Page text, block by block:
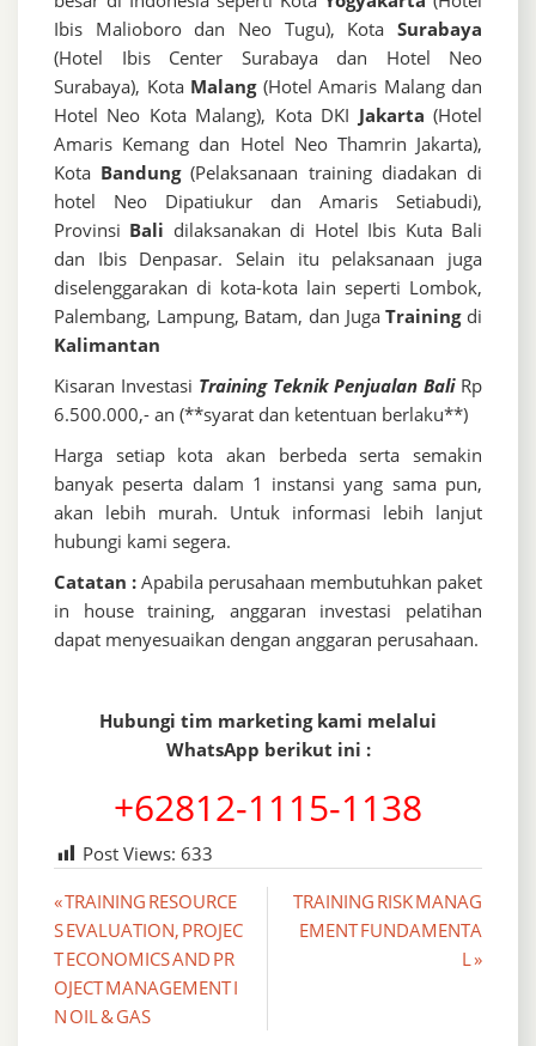
Ibis Malioboro dan Neo Tugu), Kota Surabaya
(Hotel Ibis Center Surabaya dan Hotel Neo
Surabaya), Kota Malang(Hotel Amaris Malang dan
Hotel Neo Kota Malang), Kota DKI Jakarta (Hotel
Amaris Kemang dan Hotel Neo Thamrin Jakarta),
Kota Bandung(Pelaksanaan training diadakan di
hotel Neo Dipatiukur dan Amaris Setiabudi),
Provinsi Bali dilaksanakan di Hotel Ibis Kuta Bali
dan Ibis Denpasar. Selain itu pelaksanaan juga
diselenggarakan di kota-kota lain seperti Lombok,
Palembang, Lampung, Batam, dan JugaTrainingdi
Kalimantan
Kisaran Investasi Training Teknik Penjualan Bali Rp
6.500.000,- an (**syarat dan ketentuan berlaku**)
Harga setiap kota akan berbeda serta semakin
banyak peserta dalam 1 instansi yang sama pun,
akan lebih murah. Untuk informasi lebih lanjut
hubungi kami segera.
Catatan : Apabila perusahaan membutuhkan paket
in house training, anggaran investasi pelatihan
dapat menyesuaikan dengan anggaran perusahaan.
Hubungi tim marketing kami melalui
WhatsApp berikut ini :
+62812-1115-1138
Post Views: 633
Post
navigation
« TRAINING RESOURCE
S EVALUATION, PROJEC
T ECONOMICS AND PR
OJECT MANAGEMENT I
N OIL & GAS
TRAINING RISK MANAG
EMENT FUNDAMENTA
L »